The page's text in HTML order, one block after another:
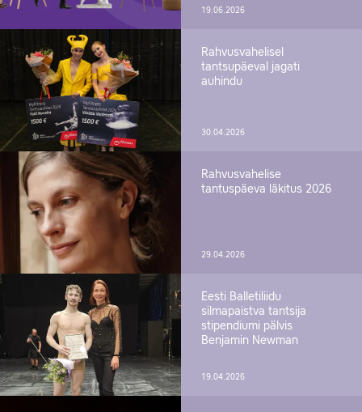
19.06.2026
Rahvusvahelisel
tantsupäeval jagati
auhindu
30.04.2026
Rahvusvahelise
tantuspäeva läkitus 2026
29.04.2026
Eesti Balletiliidu
silmapaistva tantsija
stipendiumi pälvis
Benjamin Newman
19.04.2026